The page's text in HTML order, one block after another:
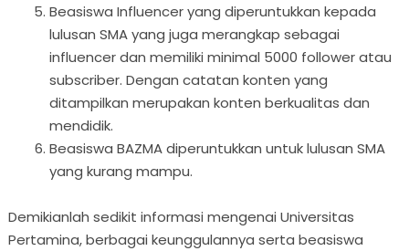
Beasiswa Influencer yang diperuntukkan kepada
lulusan SMA yang juga merangkap sebagai
influencer dan memiliki minimal 5000 follower atau
subscriber. Dengan catatan konten yang
ditampilkan merupakan konten berkualitas dan
mendidik.
Beasiswa BAZMA diperuntukkan untuk lulusan SMA
yang kurang mampu.
Demikianlah sedikit informasi mengenai Universitas
Pertamina, berbagai keunggulannya serta beasiswa